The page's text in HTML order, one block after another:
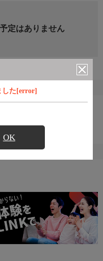
した[error]
OK
定はありません